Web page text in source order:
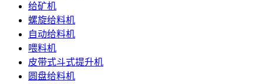
给矿机
螺旋给料机
自动给料机
喂料机
皮带式斗式提升机
圆盘给料机